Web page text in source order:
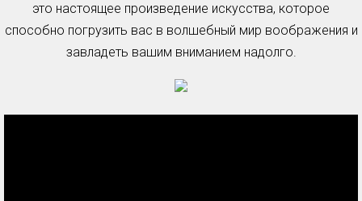
это настоящее произведение искусства, которое
способно погрузить вас в волшебный мир воображения и
завладеть вашим вниманием надолго.